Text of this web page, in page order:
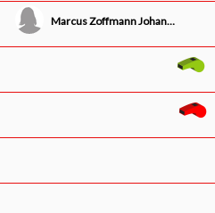
Marcus Zoffmann Johansen